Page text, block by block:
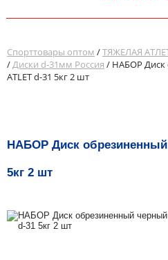
Спорттовары оптом /ТЯЖЕЛАЯ
/Диски d-31мм Россия / НАБОР Диск
ATLET d-31 5кг 2 шт
НАБОР Диск обрезиненный
5кг 2 шт